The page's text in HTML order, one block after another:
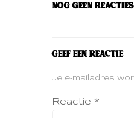
Nog geen reacties
Geef een reactie
Je e-mailadres
Reactie *